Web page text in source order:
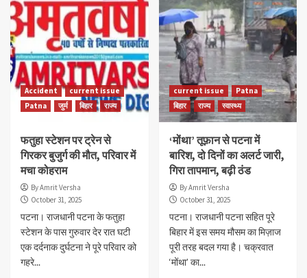
Accident
current issue
Patna
जुर्म बिहार राज्य
फतुहा स्टेशन पर ट्रेन से
गिरकर बुजुर्ग की मौत, परिवार में
मचा कोहराम
By Amrit Versha
October 31, 2025
पटना। राजधानी पटना के फतुहा
स्टेशन के पास गुरुवार देर रात घटी
एक दर्दनाक दुर्घटना ने पूरे परिवार को
गहरे...
current issue
Patna
बिहार
राज्य स्वास्थ्य
‘मोंथा’ तूफ़ान से पटना में
बारिश, दो दिनों का अलर्ट जारी,
गिरा तापमान, बढ़ी ठंड
By Amrit Versha
October 31, 2025
पटना। राजधानी पटना सहित पूरे
बिहार में इस समय मौसम का मिज़ाज
पूरी तरह बदल गया है। चक्रवात
‘मोंथा’ का...